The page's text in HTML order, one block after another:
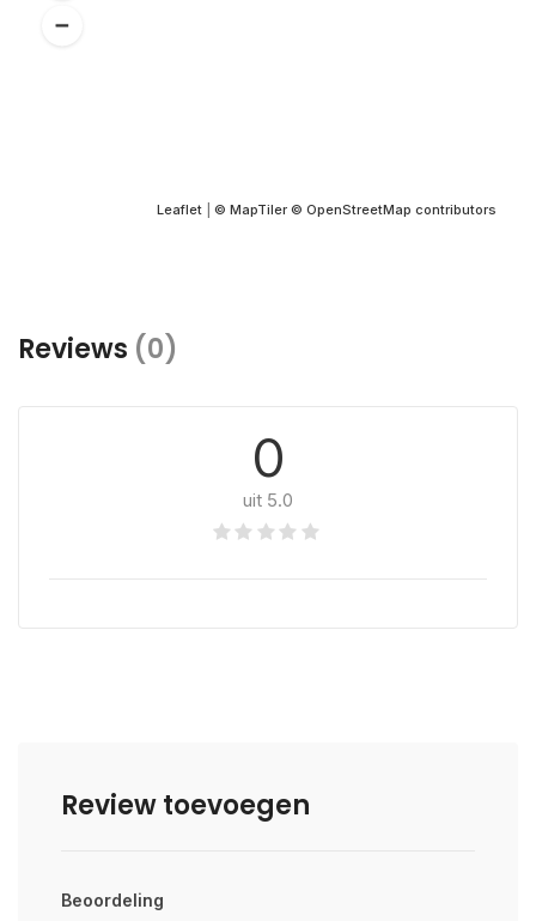
Leaflet © MapTiler © OpenStreetMap contributors
Reviews (0)
0
uit 5.0
Review toevoegen
Beoordeling